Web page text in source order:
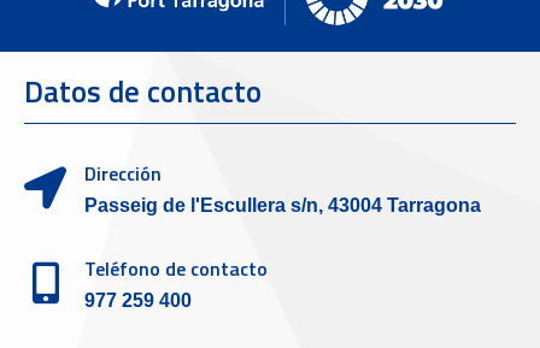
Datos de contacto
Dirección
Passeig de l'Escullera s/n, 43004 Tarragona
Teléfono de contacto
977 259 400